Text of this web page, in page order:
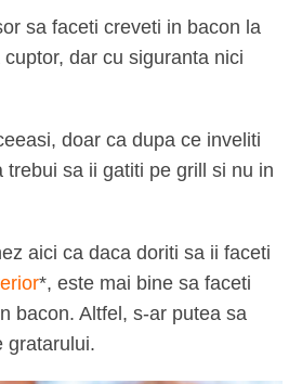
sa faceti creveti in bacon la
dar cu siguranta nici
doar ca dupa ce inveliti
trebui sa ii gatiti pe grill si nu in
aici ca daca doriti sa ii faceti
*, este mai bine sa faceti
bacon. Altfel, s-ar putea sa
gratarului.